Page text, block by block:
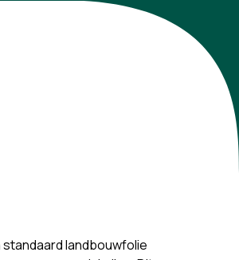
standaard landbouwfolie